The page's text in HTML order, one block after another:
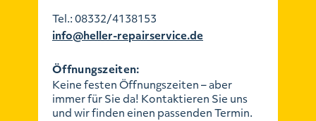
Tel.:08332/4138153
info@heller-repairservice.de
Öffnungszeiten:
Keine festen Öffnungszeiten – aber
immer für Sie da! Kontaktieren Sie uns
und wir finden einen passenden Termin.